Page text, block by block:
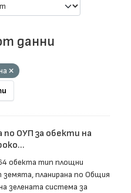
данни
по ОУП за обекти на
обекта тип площни
планирана по Общия
зелената система за